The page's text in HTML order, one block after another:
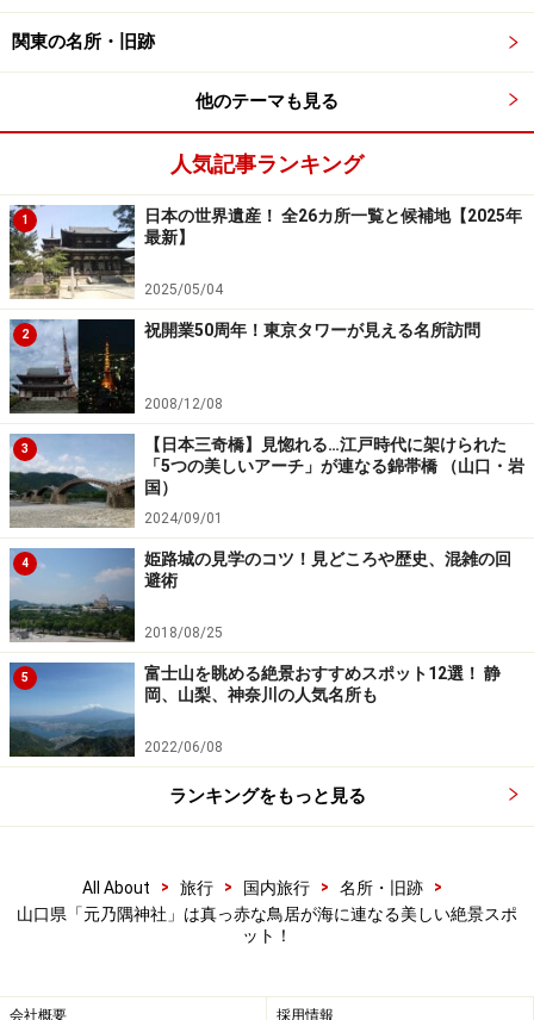
岩場からの千本鳥居。元乃隅神社が山の中腹にあることがよ
くわかります（2022年3月撮影）
元乃隅神社の本殿は海に面した小高い山の中腹にあり、
赤い鳥居は山の中腹から日本海に面した岩場へ続きま
日本海と千本鳥居をセットで眺められるポイントは山の
中腹にありますが、岩場まで下りて千本鳥居を見上げる
眺めも絵になります。千本鳥居の中では坂道と石段を上
り下りしますが、その先の岩場は自然のままなので歩き
やすい靴で行くことをおすすめします。
龍宮の潮吹。小規模でしたが、潮が吹く様子を見ることがで
きました（2018年2月撮影）
また岩場の近くには「龍宮の潮吹」と呼ばれる場所があ
ります。岩場のある断崖に打ち付けた波が岩の隙間に入
って、まるで潮を吹くように見えることからこの名前が
ついたとのこと。必ず見られるものではないので、見ら
れたら幸運ですね。
日本一お賽銭を入れにくい賽銭箱にチャレ
元乃隅神社の境内入口にある朱塗りの大鳥居。賽銭箱は大鳥
居の上、2匹の白狐が向き合った所にあります（2022年3月撮
海に連なる千本鳥居の絶景で有名となった元乃隅神社で
関東の名所・旧跡
他のテーマも見る
人気記事ランキング
1
日本の世界遺産！ 全26カ所一覧と候補地【2025年
最新】
2025/05/04
2 祝開業50周年！東京タワーが見える名所訪問
2008/12/08
3
【日本三奇橋】見惚れる…江戸時代に架けられた
「5つの美しいアーチ」が連なる錦帯橋 （山口・岩
国）
2024/09/01
4
姫路城の見学のコツ！見どころや歴史、混雑の回
避術
2018/08/25
5
富士山を眺める絶景おすすめスポット12選！ 静
岡、山梨、神奈川の人気名所も
2022/06/08
ランキングをもっと見る
All About > 旅行 > 国内旅行 > 名所・旧跡
>
山口県「元乃隅神社」は真っ赤な鳥居が海に連なる美しい絶景スポ
ット！
会社概要 採用情報